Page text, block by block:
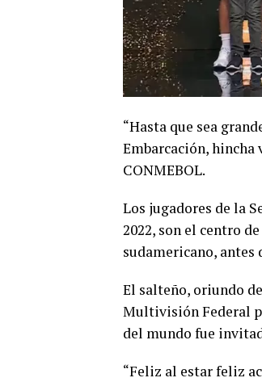
“Hasta que sea
Embarcación,
CONMEBOL.
Los jugadores de la
2022, son el centro
sudamericano, antes
El salteño, oriundo
Multivisión Federal
del mundo fue
“Feliz al estar feliz